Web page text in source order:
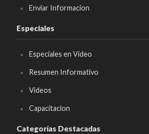
Enviar Informacion
Especiales
Especiales en Video
Resumen Informativo
Videos
Capacitacion
Categorías Destacadas